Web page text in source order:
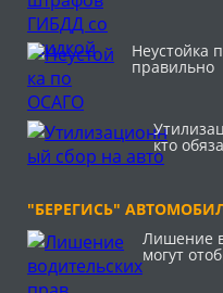
Неустойка
правильно
кто
"БЕРЕГИСЬ"
Лишение
могут